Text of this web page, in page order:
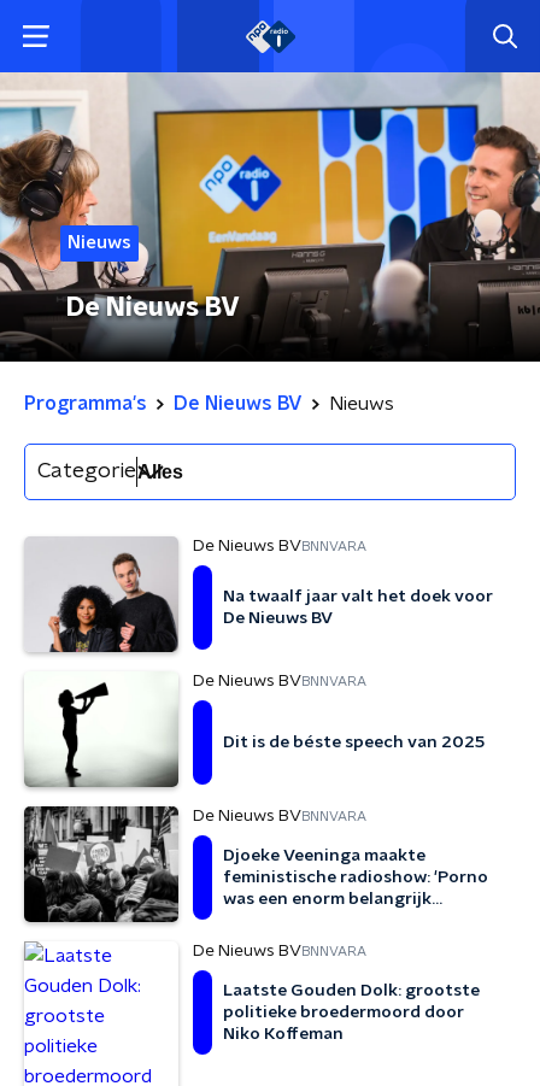
Nieuws
De Nieuws BV
Programma's De Nieuws BV Nieuws
Categorie
De Nieuws BVBNNVARA
Na twaalf jaar valt het doek voor
De Nieuws BV
De Nieuws BVBNNVARA
Dit is de béste speech van 2025
De Nieuws BVBNNVARA
Djoeke Veeninga maakte
feministische radioshow: 'Porno
was een enorm belangrijk
De Nieuws BVBNNVARA
Laatste Gouden Dolk: grootste
politieke broedermoord door
Niko Koffeman